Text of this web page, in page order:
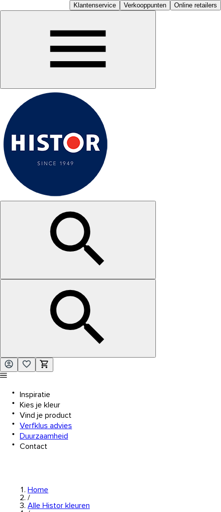
Klantenservice Verkooppunten Online retailers
Inspiratie
Kies je kleur
Vind je product
Verfklus advies
Duurzaamheid
Contact
Home
/
Alle Histor kleuren